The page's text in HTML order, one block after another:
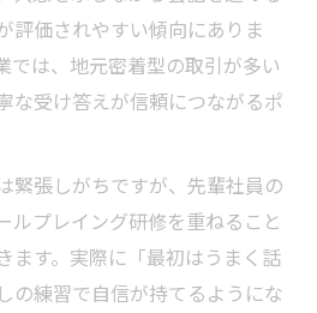
評価されやすい傾向にありま
では、地元密着型の取引が多い
な受け答えが信頼につながるポ
緊張しがちですが、先輩社員の
ルプレイング研修を重ねること
ます。実際に「最初はうまく話
の練習で自信が持てるようにな